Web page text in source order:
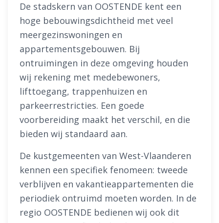
De stadskern van OOSTENDE kent een
hoge bebouwingsdichtheid met veel
meergezinswoningen en
appartementsgebouwen. Bij
ontruimingen in deze omgeving houden
wij rekening met medebewoners,
lifttoegang, trappenhuizen en
parkeerrestricties. Een goede
voorbereiding maakt het verschil, en die
bieden wij standaard aan.
De kustgemeenten van West-Vlaanderen
kennen een specifiek fenomeen: tweede
verblijven en vakantieappartementen die
periodiek ontruimd moeten worden. In de
regio OOSTENDE bedienen wij ook dit